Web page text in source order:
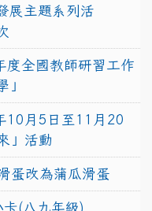
展主題系列活
度全國教師研習工作
」
10月5日至11月20
」活動
蛋改為蒲瓜滑蛋
(八九年級)